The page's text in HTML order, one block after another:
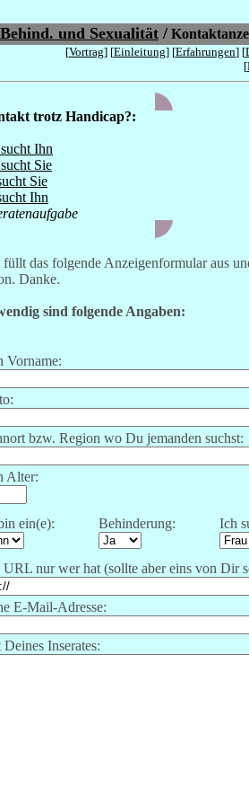
Behind. und Sexualität /
[Vortrag] [Einleitung] [Erfahrungen] [
[
trotz Handicap?:
Ihn
Sie
Sie
Ihn
das folgende Anzeigenformular aus
Danke.
sind folgende Angaben:
Vorname:
bzw. Region wo Du jemanden suchst:
Alter:
ein(e): Behinderung: Ich
nur wer hat (sollte aber eins von Dir
E-Mail-Adresse:
Deines Inserates: